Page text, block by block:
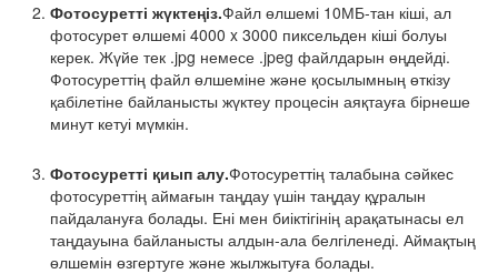
Фотосуретті жүктеңіз.Файл өлшемі 10МБ-тан кіші, ал
фотосурет өлшемі 4000 x 3000 пиксельден кіші болуы
керек. Жүйе тек .jpg немесе .jpeg файлдарын өңдейді.
Фотосуреттің файл өлшеміне және қосылымның өткізу
қабілетіне байланысты жүктеу процесін аяқтауға бірнеше
минут кетуі мүмкін.
Фотосуретті қиып алу.Фотосуреттің талабына сәйкес
фотосуреттің аймағын таңдау үшін таңдау құралын
пайдалануға болады. Ені мен биіктігінің арақатынасы ел
таңдауына байланысты алдын-ала белгіленеді. Аймақтың
өлшемін өзгертуге және жылжытуға болады.